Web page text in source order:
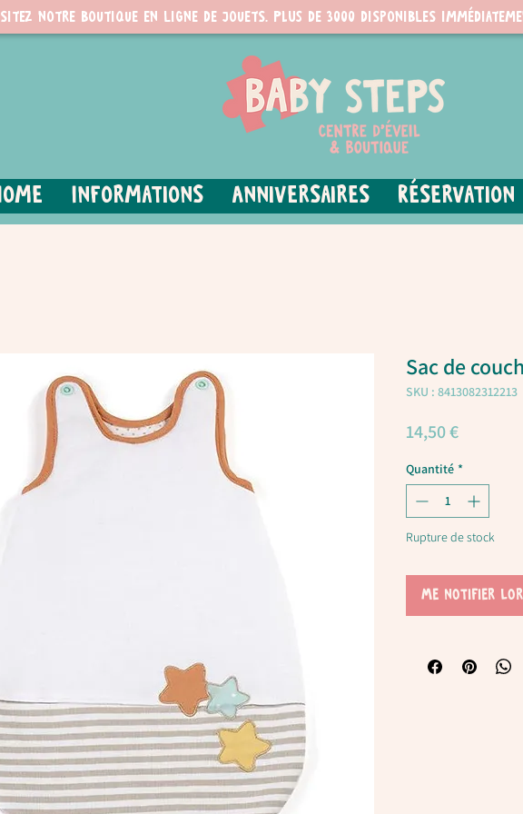
notre boutique en ligne de jouets. PLUS de 3000 disponibles
Informations Anniversaires Réservation
Sac de
SKU : 8413082312213
14,50 €Prix
Quantité *
Rupture de stock
Me notifier